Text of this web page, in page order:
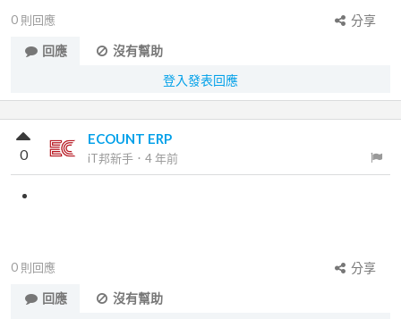
0 則回應
分享
回應
沒有幫助
登入發表回應
ECOUNT ERP
iT邦新手 ． 4 年前
0
0 則回應
分享
回應
沒有幫助